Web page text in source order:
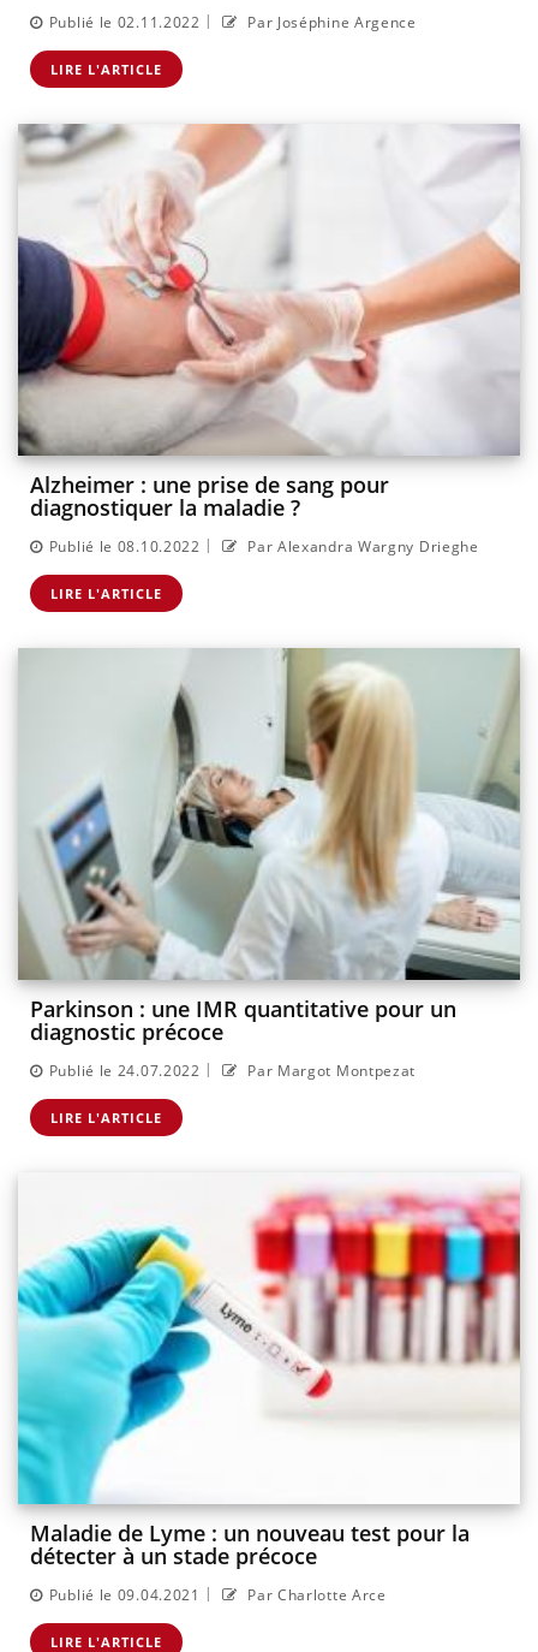
Publié le 02.11.2022 | Par Joséphine Argence
LIRE L'ARTICLE
Alzheimer : une prise de sang pour
diagnostiquer la maladie ?
Publié le 08.10.2022 | Par Alexandra Wargny Drieghe
LIRE L'ARTICLE
Parkinson : une IMR quantitative pour un
diagnostic précoce
Publié le 24.07.2022 | Par Margot Montpezat
LIRE L'ARTICLE
Maladie de Lyme : un nouveau test pour la
détecter à un stade précoce
Publié le 09.04.2021 | Par Charlotte Arce
LIRE L'ARTICLE